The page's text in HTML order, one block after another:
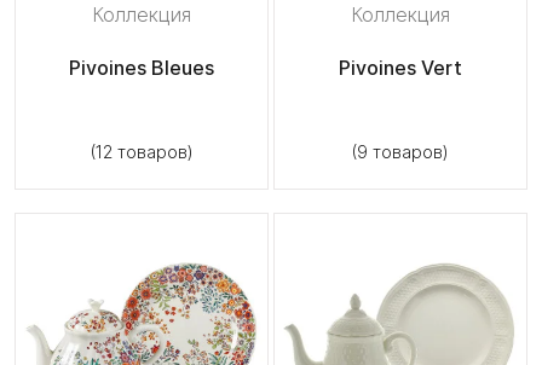
Коллекция
Pivoines Bleues
(12 товаров)
Коллекция
Pivoines Vert
(9 товаров)